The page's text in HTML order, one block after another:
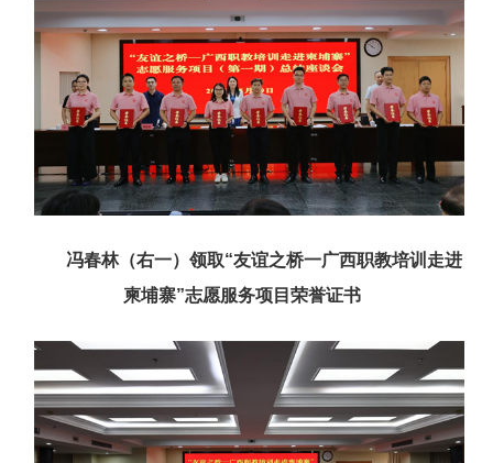
冯春林（右一）领取“友谊之桥一广西职教培训走进
柬埔寨”志愿服务项目荣誉证书